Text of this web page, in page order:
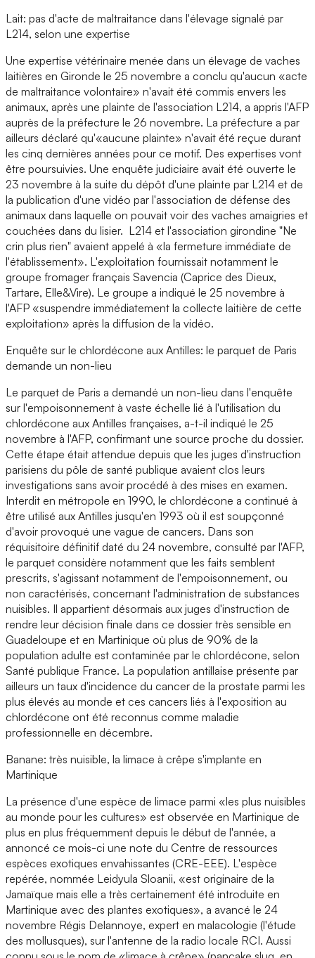
Lait: pas d'acte de maltraitance dans l'élevage signalé par
L214, selon une expertise
Une expertise vétérinaire menée dans un élevage de vaches
laitières en Gironde le 25 novembre a conclu qu'aucun «acte
de maltraitance volontaire» n'avait été commis envers les
animaux, après une plainte de l'association L214, a appris l'AFP
auprès de la préfecture le 26 novembre. La préfecture a par
ailleurs déclaré qu'«aucune plainte» n'avait été reçue durant
les cinq dernières années pour ce motif. Des expertises vont
être poursuivies. Une enquête judiciaire avait été ouverte le
23 novembre à la suite du dépôt d'une plainte par L214 et de
la publication d'une vidéo par l'association de défense des
animaux dans laquelle on pouvait voir des vaches amaigries et
couchées dans du lisier. L214 et l'association girondine "Ne
crin plus rien" avaient appelé à «la fermeture immédiate de
l'établissement». L'exploitation fournissait notamment le
groupe fromager français Savencia (Caprice des Dieux,
Tartare, Elle&Vire). Le groupe a indiqué le 25 novembre à
l'AFP «suspendre immédiatement la collecte laitière de cette
exploitation» après la diffusion de la vidéo.
Enquête sur le chlordécone aux Antilles: le parquet de Paris
demande un non-lieu
Le parquet de Paris a demandé un non-lieu dans l'enquête
sur l'empoisonnement à vaste échelle lié à l'utilisation du
chlordécone aux Antilles françaises, a-t-il indiqué le 25
novembre à l'AFP, confirmant une source proche du dossier.
Cette étape était attendue depuis que les juges d'instruction
parisiens du pôle de santé publique avaient clos leurs
investigations sans avoir procédé à des mises en examen.
Interdit en métropole en 1990, le chlordécone a continué à
être utilisé aux Antilles jusqu'en 1993 où il est soupçonné
d'avoir provoqué une vague de cancers. Dans son
réquisitoire définitif daté du 24 novembre, consulté par l'AFP,
le parquet considère notamment que les faits semblent
prescrits, s'agissant notamment de l'empoisonnement, ou
non caractérisés, concernant l'administration de substances
nuisibles. Il appartient désormais aux juges d'instruction de
rendre leur décision finale dans ce dossier très sensible en
Guadeloupe et en Martinique où plus de 90% de la
population adulte est contaminée par le chlordécone, selon
Santé publique France. La population antillaise présente par
ailleurs un taux d'incidence du cancer de la prostate parmi les
plus élevés au monde et ces cancers liés à l'exposition au
chlordécone ont été reconnus comme maladie
professionnelle en décembre.
Banane: très nuisible, la limace à crêpe s'implante en
Martinique
La présence d'une espèce de limace parmi «les plus nuisibles
au monde pour les cultures» est observée en Martinique de
plus en plus fréquemment depuis le début de l'année, a
annoncé ce mois-ci une note du Centre de ressources
espèces exotiques envahissantes (CRE-EEE). L'espèce
repérée, nommée Leidyula Sloanii, «est originaire de la
Jamaïque mais elle a très certainement été introduite en
Martinique avec des plantes exotiques», a avancé le 24
novembre Régis Delannoye, expert en malacologie (l'étude
des mollusques), sur l'antenne de la radio locale RCI. Aussi